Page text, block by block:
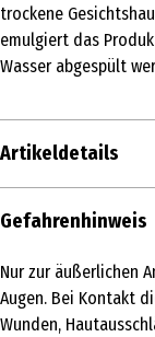
trockene
emulgiert das
Wasser abgespült
Artikeldetails
Inhalt
Produkttyp
Reinigungsmilch
Gefahrenhinweis
Nur zur äußerlichen
Augen. Bei Kontakt
Wunden,